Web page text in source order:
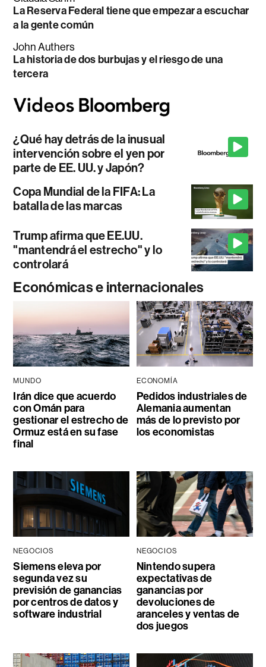
La Reserva Federal tiene que empezar a escuchar
a la gente común
John Authers
La historia de dos burbujas y el riesgo de una
tercera
¿Qué hay detrás de la inusual
intervención sobre el yen por
parte de EE. UU. y Japón?
Copa Mundial de la FIFA: La
batalla de las marcas
Trump afirma que EE.UU.
"mantendrá el estrecho" y lo
controlará
Económicas e internacionales
MUNDO
Irán dice que acuerdo
con Omán para
gestionar el estrecho de
Ormuz está en su fase
final
ECONOMÍA
Pedidos industriales de
Alemania aumentan
más de lo previsto por
los economistas
NEGOCIOS
Siemens eleva por
segunda vez su
previsión de ganancias
por centros de datos y
software industrial
NEGOCIOS
Nintendo supera
expectativas de
ganancias por
devoluciones de
aranceles y ventas de
dos juegos